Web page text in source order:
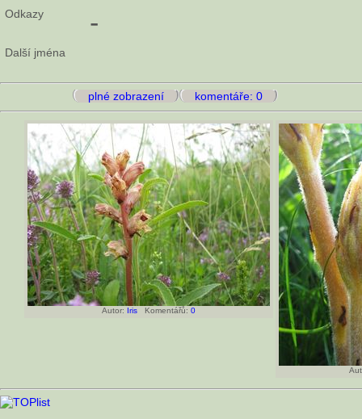
Odkazy -
Další jména